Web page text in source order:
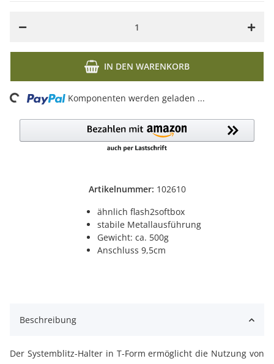
Artikelnummer: 102610
ähnlich flash2softbox
stabile Metallausführung
Gewicht: ca. 500g
Anschluss 9,5cm
IN DEN WARENKORB
Komponenten werden geladen ...
Beschreibung
Der Systemblitz-Halter in T-Form ermöglicht die Nutzung von